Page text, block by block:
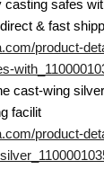
casting safes
& fast
product-
cast-wing
facilit
product-